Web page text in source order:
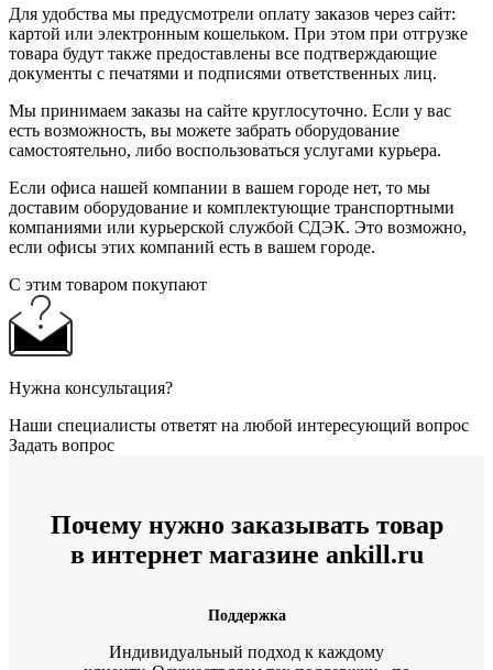
Для удобства мы предусмотрели оплату заказов через сайт:
картой или электронным кошельком. При этом при отгрузке
товара будут также предоставлены все подтверждающие
документы с печатями и подписями ответственных лиц.
Мы принимаем заказы на сайте круглосуточно. Если у вас
есть возможность, вы можете забрать оборудование
самостоятельно, либо воспользоваться услугами курьера.
Если офиса нашей компании в вашем городе нет, то мы
доставим оборудование и комплектующие транспортными
компаниями или курьерской службой СДЭК. Это возможно,
если офисы этих компаний есть в вашем городе.
С этим товаром покупают
Нужна консультация?
Наши специалисты ответят на любой интересующий вопрос
Задать вопрос
Почему нужно заказывать товар
в интернет магазине ankill.ru
Поддержка
Индивидуальный подход к каждому